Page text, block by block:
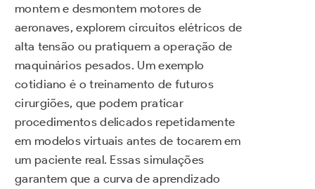
montem e desmontem motores de
aeronaves, explorem circuitos elétricos de
alta tensão ou pratiquem a operação de
maquinários pesados. Um exemplo
cotidiano é o treinamento de futuros
cirurgiões, que podem praticar
procedimentos delicados repetidamente
em modelos virtuais antes de tocarem em
um paciente real. Essas simulações
garantem que a curva de aprendizado